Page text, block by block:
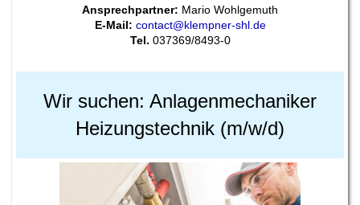
Ansprechpartner: Mario Wohlgemuth
E-Mail: contact@klempner-shl.de
Tel. 037369/8493-0
Wir suchen: Anlagenmechaniker
Heizungstechnik (m/w/d)